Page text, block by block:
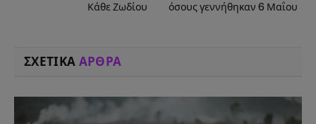
Κάθε Ζωδίου
όσους γεννήθηκαν 6 Μαΐου
ΣΧΕΤΙΚΑ ΑΡΘΡΑ